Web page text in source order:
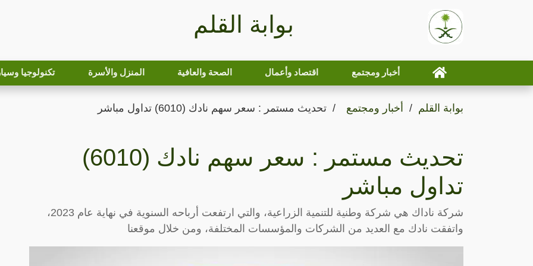
بوابة القلم
أخبار ومجتمع اقتصاد وأعمال الصحة والعافية المنزل والأسرة تكنولوجيا
بوابة القلم أخبار ومجتمع تحديث مستمر : سعر سهم نادك (6010) تداول مباشر
تحديث مستمر : سعر سهم نادك (6010)
تداول مباشر
شركة ناداك هي شركة وطنية للتنمية الزراعية، والتي ارتفعت أرباحه السنوية في نهاية عام 2023،
واتفقت نادك مع العديد من الشركات والمؤسسات المختلفة، ومن خلال موقعنا